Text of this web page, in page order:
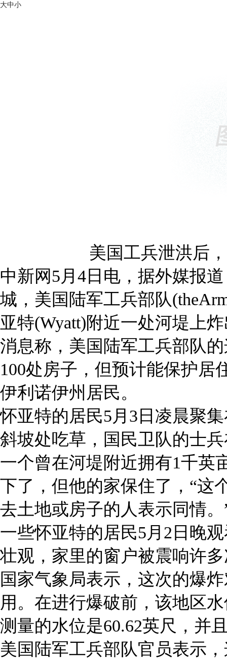
大中小
美国工兵泄洪后
中新网5月4日电，据外媒报
城，美国陆军工兵部队
亚特(Wyatt)附近一处河堤上
消息称，美国陆军工兵部队
100处房子，但预计能保护居
伊利诺伊州居民。
怀亚特的居民5月3日凌晨聚
斜坡处吃草，国民卫队的士
一个曾在河堤附近拥有1千英
下了，但他的家保住了，“这
去土地或房子的人表示同情。
一些怀亚特的居民5月2日晚
壮观，家里的窗户被震响许
国家气象局表示，这次的爆
用。在进行爆破前，该地区
测量的水位是60.62英尺，并
美国陆军工兵部队官员表示